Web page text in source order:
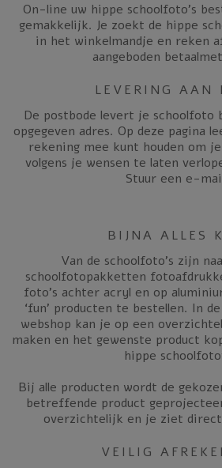
On-line uw hippe schoolfoto’s
gemakkelijk. Je zoekt de hippe
in het winkelmandje en reken
aangeboden
LEVERING AAN
De postbode levert je schoolfoto
opgegeven adres. Op deze pagina
rekening mee kunt houden om
volgens je wensen te laten
Stuur een e-
BIJNA ALLES
Van de schoolfoto’s zijn
schoolfotopakketten
foto’s achter acryl en op
‘fun’ producten te bestellen. In
webshop kan je op een
maken en het gewenste product
hippe
Bij alle producten wordt de
betreffende product
overzichtelijk en je ziet
VEILIG